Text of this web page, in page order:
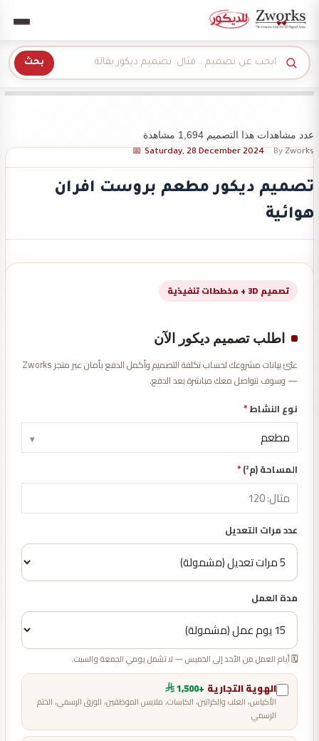
عدد مشاهدات هذا التصميم 1,694 مشاهدة
Saturday, 28 December 2024 By Zworks
تصميم ديكور مطعم بروست افران
هوائية
تصميم 3D + مخططات تنفيذية
اطلب تصميم ديكور الآن
عبّئ بيانات مشروعك لحساب تكلفة التصميم وأكمل الدفع بأمان عبر متجر Zworks
— وسوف نتواصل معك مباشرة بعد الدفع.
نوع النشاط*
▾
المساحة (م²) *
عدد مرات التعديل
مدة العمل
🗓️ أيام العمل من الأحد إلى الخميس — لا تشمل يومي الجمعة والسبت.
الهوية التجارية +1,500
الأكياس، العلب والكراتين، الكاسات، ملابس الموظفين، الورق الرسمي، الختم
الرسمي
Zworks للديكور
بحث